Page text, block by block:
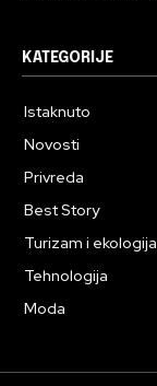
KATEGORIJE
Istaknuto
Novosti
Privreda
Best Story
Turizam i ekologija
Tehnologija
Moda